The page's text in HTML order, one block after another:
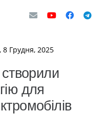
8 Грудня, 2025
створили
для